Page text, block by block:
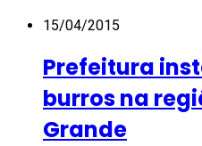
15/04/2015
Prefeitura
burros na
Grande